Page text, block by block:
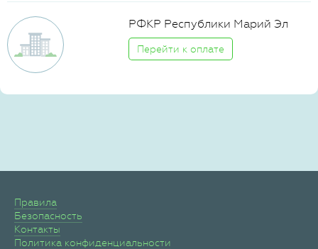
РФКР Республики Марий Эл
Перейти к оплате
Правила
Безопасность
Контакты
Политика конфиденциальности